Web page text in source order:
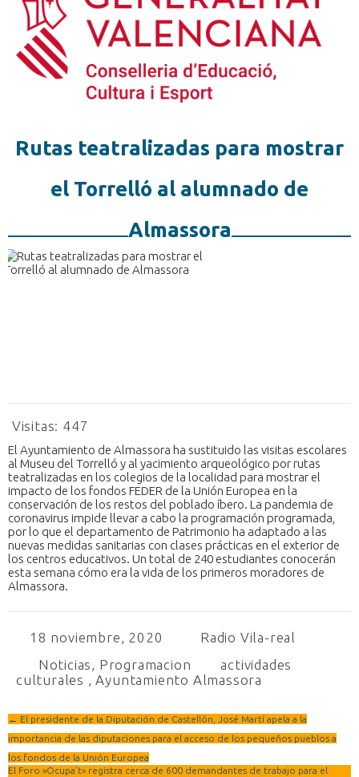
Rutas teatralizadas para mostrar
el Torrelló al alumnado de
Almassora
Visitas: 447
El Ayuntamiento de Almassora ha sustituido las visitas escolares
al Museu del Torrelló y al yacimiento arqueológico por rutas
teatralizadas en los colegios de la localidad para mostrar el
impacto de los fondos FEDER de la Unión Europea en la
conservación de los restos del poblado íbero. La pandemia de
coronavirus impide llevar a cabo la programación programada,
por lo que el departamento de Patrimonio ha adaptado a las
nuevas medidas sanitarias con clases prácticas en el exterior de
los centros educativos. Un total de 240 estudiantes conocerán
esta semana cómo era la vida de los primeros moradores de
Almassora.
18 noviembre, 2020
Radio Vila-real
Noticias, Programacion
actividades
culturales ,Ayuntamiento Almassora
← El presidente de la Diputación de Castellón, José Martí apela a la
importancia de las diputaciones para el acceso de los pequeños pueblos a
los fondos de la Unión Europea
El Foro «Ocupa’t» registra cerca de 600 demandantes de trabajo para el